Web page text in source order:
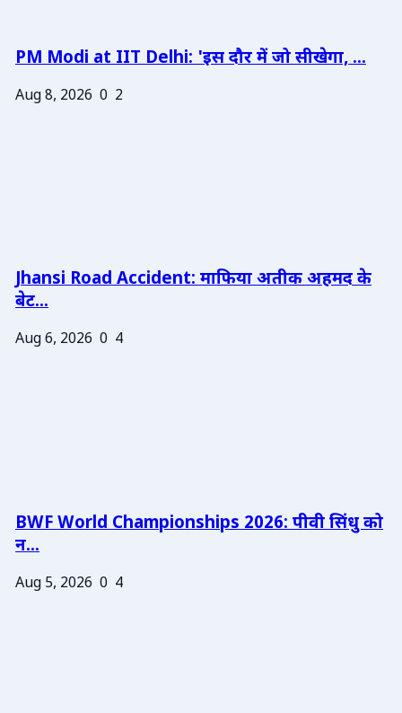
PM Modi at IIT Delhi: 'इस दौर में जो सीखेगा, ...
Aug 8, 2026 0 2
Jhansi Road Accident: माफिया अतीक अहमद के
बेट...
Aug 6, 2026 0 4
BWF World Championships 2026: पीवी सिंधु को
न...
Aug 5, 2026 0 4